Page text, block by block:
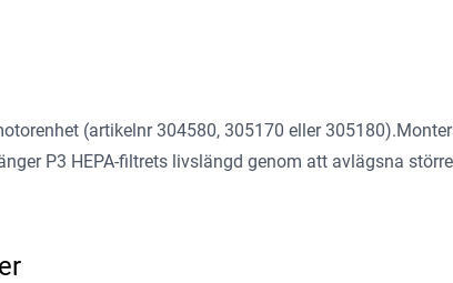
(artikelnr 304580, 305170 eller
P3 HEPA-filtrets livslängd genom att avlägsna